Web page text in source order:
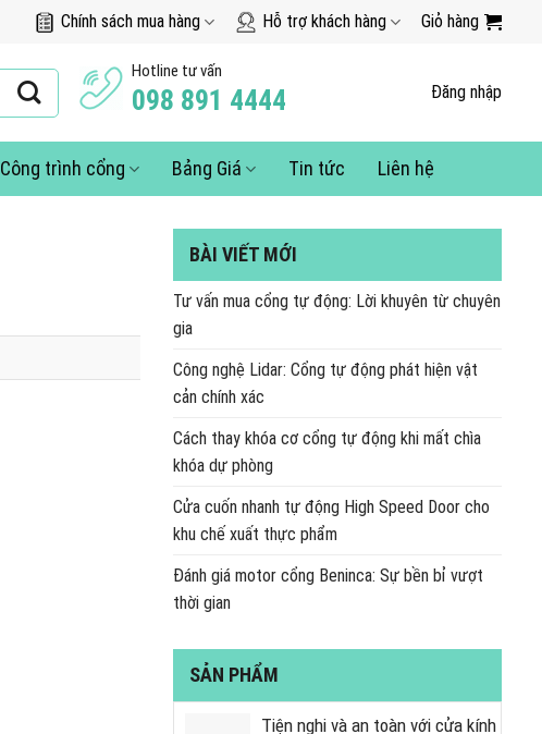
Chính sách mua hàng Hỗ trợ khách hàng Giỏ hàng
Hotline tư vấn
098 891 4444 Đăng nhập
Công trình cổng Bảng Giá Tin tức Liên hệ
BÀI VIẾT MỚI
Tư vấn mua cổng tự động: Lời khuyên từ chuyên
gia
Công nghệ Lidar: Cổng tự động phát hiện vật
cản chính xác
Cách thay khóa cơ cổng tự động khi mất chìa
khóa dự phòng
Cửa cuốn nhanh tự động High Speed Door cho
khu chế xuất thực phẩm
Đánh giá motor cổng Beninca: Sự bền bỉ vượt
thời gian
SẢN PHẨM
Tiện nghi và an toàn với cửa kính